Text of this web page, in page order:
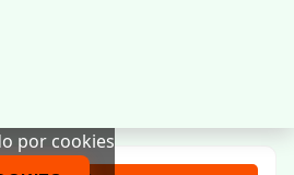
por cookies